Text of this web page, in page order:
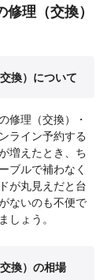
理（交換）
換）について
修理（交換）・
ライン予約する
増えたとき、ち
ブルで補わなく
が丸見えだと台
ないのも不便で
しょう。
換）の相場